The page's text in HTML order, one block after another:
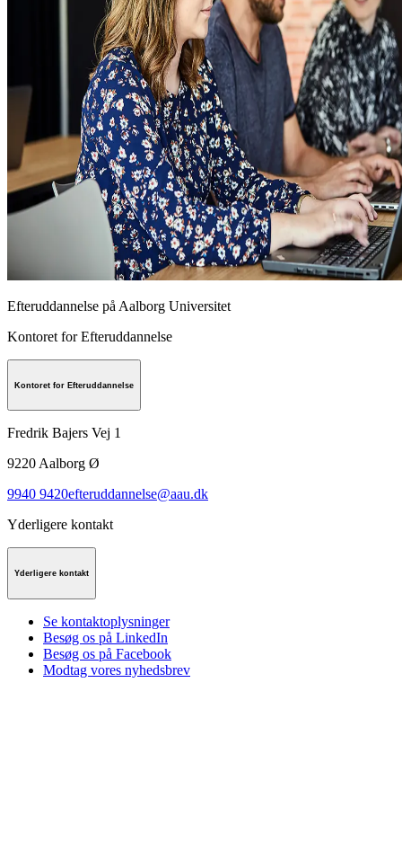
Efteruddannelse på Aalborg Universitet
Kontoret for Efteruddannelse
Kontoret for Efteruddannelse
Fredrik Bajers Vej 1
9220 Aalborg Ø
9940 9420efteruddannelse@aau.dk
Yderligere kontakt
Yderligere kontakt
Se kontaktoplysninger
Besøg os på LinkedIn
Besøg os på Facebook
Modtag vores nyhedsbrev